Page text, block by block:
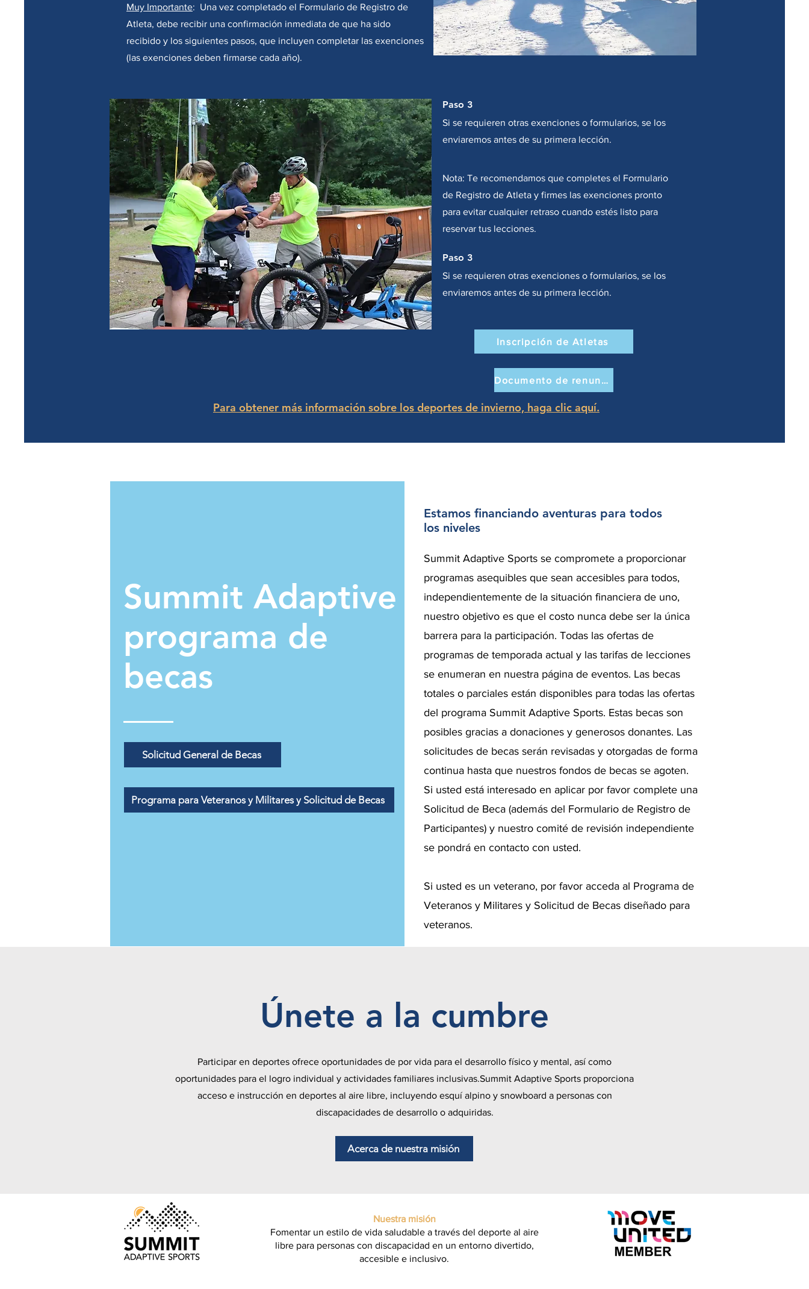
Muy Importante: Una vez completado el Formulario de Registro de
Atleta, debe recibir una confirmación inmediata de que ha sido
recibido y los siguientes pasos, que incluyen completar las exenciones
(las exenciones deben firmarse cada año).
Paso 3
Si se requieren otras exenciones o formularios, se los
enviaremos antes de su primera lección.
Nota: Te recomendamos que completes el Formulario
de Registro de Atleta y firmes las exenciones pronto
para evitar cualquier retraso cuando estés listo para
reservar tus lecciones.
Paso 3
Si se requieren otras exenciones o formularios, se los
enviaremos antes de su primera lección.
Inscripción de Atletas
Documento de renuncia
Para obtener más información sobre los deportes de invierno, haga clic aquí.
Summit Adaptive
programa de
becas
Solicitud General de Becas
Programa para Veteranos y Militares y Solicitud de Becas
Estamos financiando aventuras para todos
los niveles
Summit Adaptive Sports se compromete a proporcionar
programas asequibles que sean accesibles para todos,
independientemente de la situación financiera de uno,
nuestro objetivo es que el costo nunca debe ser la única
barrera para la participación. Todas las ofertas de
programas de temporada actual y las tarifas de lecciones
se enumeran en nuestra página de eventos. Las becas
totales o parciales están disponibles para todas las ofertas
del programa Summit Adaptive Sports. Estas becas son
posibles gracias a donaciones y generosos donantes. Las
solicitudes de becas serán revisadas y otorgadas de forma
continua hasta que nuestros fondos de becas se agoten.
Si usted está interesado en aplicar por favor complete una
Solicitud de Beca (además del Formulario de Registro de
Participantes) y nuestro comité de revisión independiente
se pondrá en contacto con usted.
Si usted es un veterano, por favor acceda al Programa de
Veteranos y Militares y Solicitud de Becas diseñado para
veteranos.
Únete a la cumbre
Participar en deportes ofrece oportunidades de por vida para el desarrollo físico y mental, así como
oportunidades para el logro individual y actividades familiares inclusivas.Summit Adaptive Sports proporciona
acceso e instrucción en deportes al aire libre, incluyendo esquí alpino y snowboard a personas con
discapacidades de desarrollo o adquiridas.
Acerca de nuestra misión
Nuestra misión
Fomentar un estilo de vida saludable a través del deporte al aire
libre para personas con discapacidad en un entorno divertido,
accesible e inclusivo.